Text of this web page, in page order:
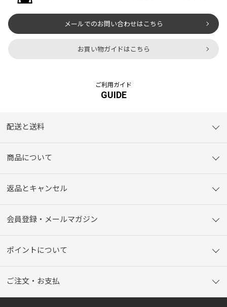
メールでのお問い合わせはこちら
お買い物ガイドはこちら
ご利用ガイド
GUIDE
配送と送料
商品について
返品とキャンセル
会員登録・メールマガジン
ポイントについて
ご注文・お支払